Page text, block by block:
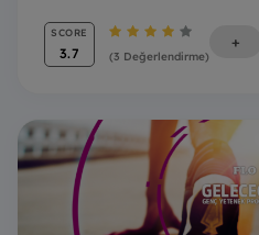
SCORE
3.7 (3 Değerlendirme)
+